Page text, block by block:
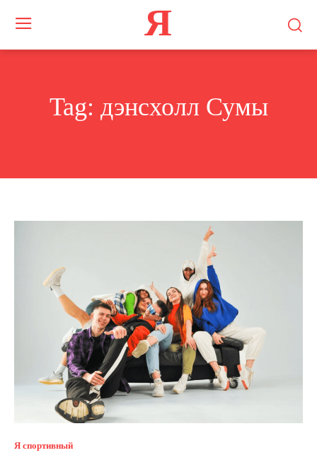
Я
Tag: дэнсхолл Сумы
Я спортивный